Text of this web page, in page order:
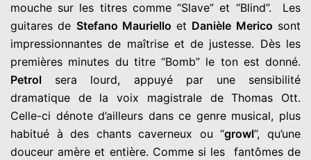
mouche sur les titres comme “Slave” et “Blind”. Les
guitares de Stefano Mauriello et Danièle Merico sont
impressionnantes de maîtrise et de justesse. Dès les
premières minutes du titre “Bomb” le ton est donné.
Petrol sera lourd, appuyé par une sensibilité
dramatique de la voix magistrale de Thomas Ott.
Celle-ci dénote d’ailleurs dans ce genre musical, plus
habitué à des chants caverneux ou “growl”, qu’une
douceur amère et entière. Comme si les fantômes de